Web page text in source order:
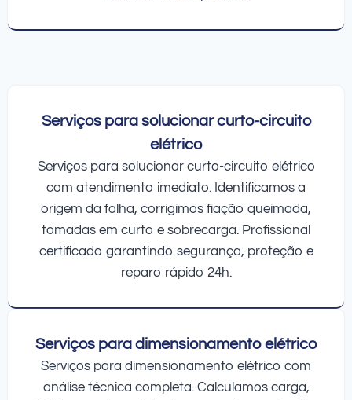
Serviços para solucionar curto-circuito
elétrico
Serviços para solucionar curto-circuito elétrico
com atendimento imediato. Identificamos a
origem da falha, corrigimos fiação queimada,
tomadas em curto e sobrecarga. Profissional
certificado garantindo segurança, proteção e
reparo rápido 24h.
Serviços para dimensionamento elétrico
Serviços para dimensionamento elétrico com
análise técnica completa. Calculamos carga,